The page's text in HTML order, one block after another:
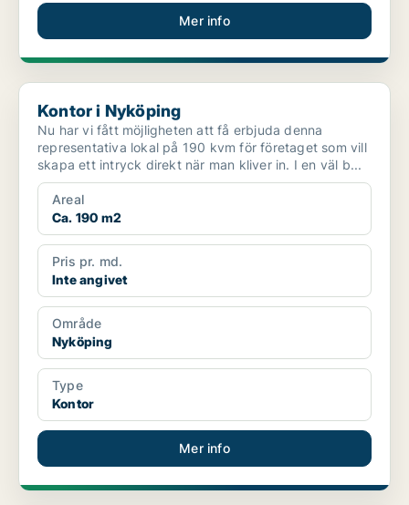
Mer info
Kontor i Nyköping
Kontor i Nyköping
Nu har vi fått möjligheten att få erbjuda denna
representativa lokal på 190 kvm för företaget som vill
skapa ett intryck direkt när man kliver in. I en väl b...
Areal
Ca. 190 m2
Pris pr. md.
Inte angivet
Område
Nyköping
Type
Kontor
Mer info